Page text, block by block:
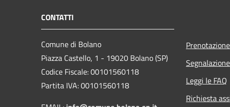
CONTATTI
Comune di Bolano
Piazza Castello, 1 - 19020 Bolano (SP)
Codice Fiscale: 00101560118
Partita IVA: 00101560118
Leggi le FAQ
Richiesta